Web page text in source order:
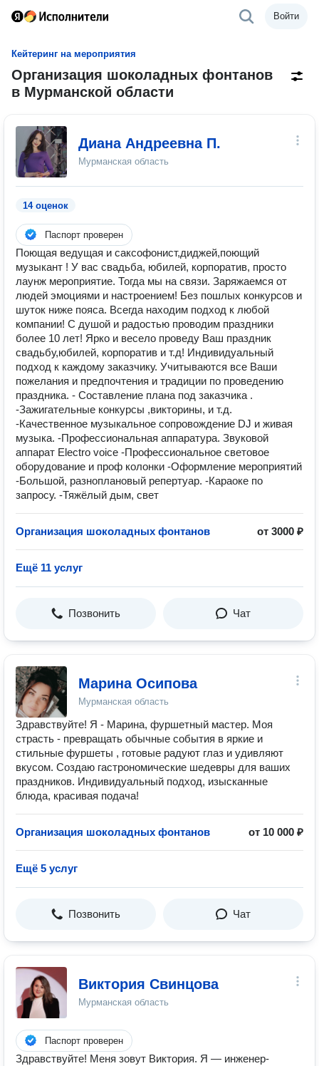
Войти
Кейтеринг на мероприятия
Организация шоколадных фонтанов
в Мурманской области
Диана Андреевна П.
Мурманская область
14 оценок
Паспорт проверен
Поющая ведущая и саксофонист,диджей,поющий
музыкант ! У вас свадьба, юбилей, корпоратив, просто
лаунж мероприятие. Тогда мы на связи. Заряжаемся от
людей эмоциями и настроением! Без пошлых конкурсов и
шуток ниже пояса. Всегда находим подход к любой
компании! С душой и радостью проводим праздники
более 10 лет! Ярко и весело проведу Ваш праздник
свадьбу,юбилей, корпоратив и т.д! Индивидуальный
подход к каждому заказчику. Учитываются все Ваши
пожелания и предпочтения и традиции по проведению
праздника. - Составление плана под заказчика .
-Зажигательные конкурсы ,викторины, и т.д.
-Качественное музыкальное сопровождение DJ и живая
музыка. -Профессиональная аппаратура. Звуковой
аппарат Electro voice -Профессиональное световое
оборудование и проф колонки -Оформление мероприятий
-Большой, разноплановый репертуар. -Караоке по
запросу. -Тяжёлый дым, свет
Организация шоколадных фонтанов от 3000 ₽
Ещё 11 услуг
Позвонить Чат
Марина Осипова
Мурманская область
Здравствуйте! Я - Марина, фуршетный мастер. Моя
страсть - превращать обычные события в яркие и
стильные фуршеты , готовые радуют глаз и удивляют
вкусом. Создаю гастрономические шедевры для ваших
праздников. Индивидуальный подход, изысканные
блюда, красивая подача!
Организация шоколадных фонтанов от 10 000 ₽
Ещё 5 услуг
Позвонить Чат
Виктория Свинцова
Мурманская область
Паспорт проверен
Здравствуйте! Меня зовут Виктория. Я — инженер-